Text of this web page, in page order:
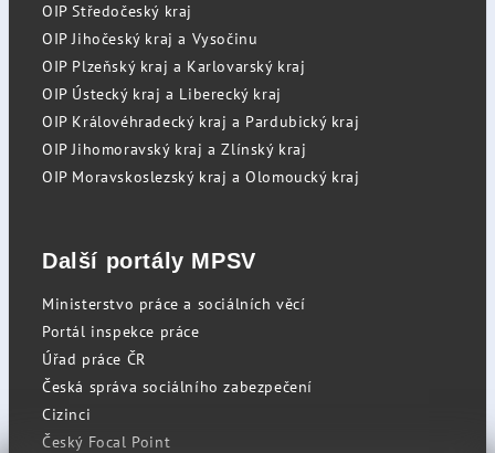
OIP Středočeský kraj
OIP Jihočeský kraj a Vysočinu
OIP Plzeňský kraj a Karlovarský kraj
OIP Ústecký kraj a Liberecký kraj
OIP Královéhradecký kraj a Pardubický kraj
OIP Jihomoravský kraj a Zlínský kraj
OIP Moravskoslezský kraj a Olomoucký kraj
Další portály MPSV
Ministerstvo práce a sociálních věcí
Portál inspekce práce
Úřad práce ČR
Česká správa sociálního zabezpečení
Cizinci
Český Focal Point